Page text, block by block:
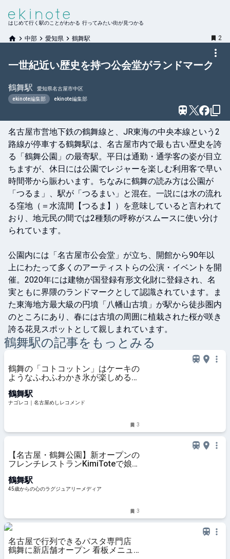
はじめて行く駅のことがわかる 行ってみたい街が見つかる
中部 愛知県 鶴舞駅 2
一世紀近い歴史を持つ公会堂がランドマーク
鶴舞駅
愛知県名古屋市中区
ekinote編集部
ekinote編集部
名古屋市営地下鉄の鶴舞線と、JR東海の中央本線という2
路線が停車する鶴舞駅は、名古屋市内で最も古い歴史を誇
る「鶴舞公園」の最寄駅。平日は通勤・通学客の姿が目立
ちますが、休日には公園でレジャーを楽しむ利用客で早い
時間帯から賑わいます。ちなみに鶴舞の読み方は公園が
「つるま」、駅が「つるまい」と混在。一説には水の流れ
る窪地（＝水流間【つるま】）を意味していると言われて
おり、地元民の間では2種類の呼称がスムースに使い分け
られています。
公園内には「名古屋市公会堂」が立ち、開館から90年以
上にわたって多くのアーティストらの公演・イベントを開
催。2020年には建物が国登録有形文化財に登録され、名
実ともに界隈のランドマークとして認識されています。ま
た東海地方最大級の円墳「八幡山古墳」が駅から徒歩圏内
のところにあり、春には古墳の周囲に植栽された桜が咲き
誇る花見スポットとして親しまれています。
鶴舞駅の記事をもっとみる
鶴舞の「コトコットン」はケーキの
ようなふわふわかき氷が楽しめる専
鶴舞駅
ナゴレコ｜名古屋めしレコメンド
3
【名古屋・鶴舞公園】新オープンの
フレンチレストランKimiToteで娘
鶴舞駅
45歳からの心のラグジュアリーメディア
3
名古屋で行列できるパスタ専門店
鶴舞に新店舗オープン 看板メニュ